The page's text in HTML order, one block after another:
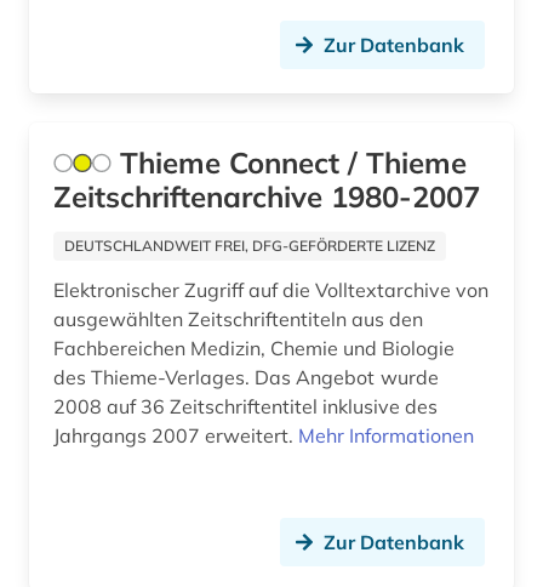
geographie (1)
geographische namen (1)
geowissenschaften (4)
geschichte (8)
geschichtswissenschaft (1)
Zur Datenbank
Thieme Connect / Thieme
Zeitschriftenarchive 1980-2007
DEUTSCHLANDWEIT FREI, DFG-GEFÖRDERTE LIZENZ
Elektronischer Zugriff auf die Volltextarchive von
ausgewählten Zeitschriftentiteln aus den
Fachbereichen Medizin, Chemie und Biologie
des Thieme-Verlages. Das Angebot wurde
2008 auf 36 Zeitschriftentitel inklusive des
Jahrgangs 2007 erweitert. Mehr Informationen
Zur Datenbank